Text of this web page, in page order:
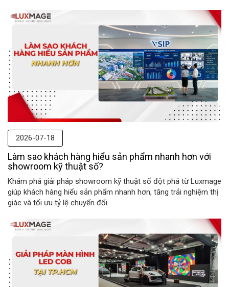
2026-07-18
Làm sao khách hàng hiểu sản phẩm nhanh hơn với
showroom kỹ thuật số?
Khám phá giải pháp showroom kỹ thuật số đột phá từ Luxmage
giúp khách hàng hiểu sản phẩm nhanh hơn, tăng trải nghiệm thị
giác và tối ưu tỷ lệ chuyển đổi.